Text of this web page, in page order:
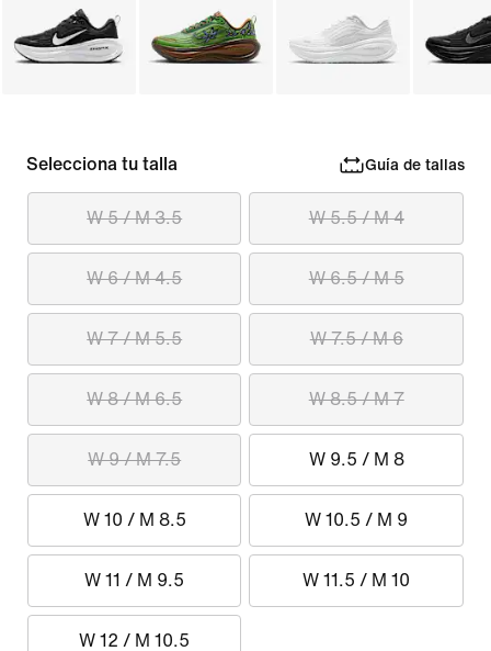
Selecciona tu talla Guía de tallas
W 5 / M 3.5 W 5.5 / M 4
W 6 / M 4.5 W 6.5 / M 5
W 7 / M 5.5 W 7.5 / M 6
W 8 / M 6.5 W 8.5 / M 7
W 9 / M 7.5 W 9.5 / M 8
W 10 / M 8.5 W 10.5 / M 9
W 11 / M 9.5 W 11.5 / M 10
W 12 / M 10.5